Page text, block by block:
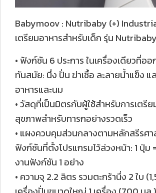
Babymoov : Nutribaby (+)
เตรียมอาหารสำหรับเด็ก รุ่น
• ฟังก์ชัน 6 ประการ ในเครื่องเดียวที่อ
ทันสมัย: นึ่ง ปั่น ฆ่าเชื้อ ละลายน้ำแข็ง แ
อาหารและนม
• วัสดุที่เป็นมิตรกับผู้ใช้สำหรับการเตรีย
สุขภาพสำหรับทารกอย่างรวดเร็ว
• แผงควบคุมส่วนกลางตามหลักสรีรศ
ฟังก์ชันที่ตั้งโปรแกรมไว้ล่วงหน้า: 1 ปุ่ม
งานฟังก์ชัน 1 อย่าง
• ความจุ 2.2 ลิตร รวมตะกร้านึ่ง 2 ใบ